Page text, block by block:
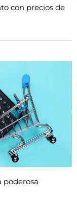
con precios de
poderosa